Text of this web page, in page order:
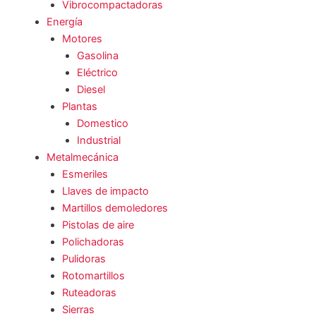
Vibrocompactadoras
Energía
Motores
Gasolina
Eléctrico
Diesel
Plantas
Domestico
Industrial
Metalmecánica
Esmeriles
Llaves de impacto
Martillos demoledores
Pistolas de aire
Polichadoras
Pulidoras
Rotomartillos
Ruteadoras
Sierras